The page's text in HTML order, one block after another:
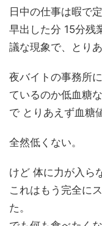
日中の仕事は暇で
早出した分 15分残
議な現象で、とり
夜バイトの事務所
ているのか低血糖
で とりあえず血糖
全然低くない。
けど 体に力が入ら
これはもう完全に
た。